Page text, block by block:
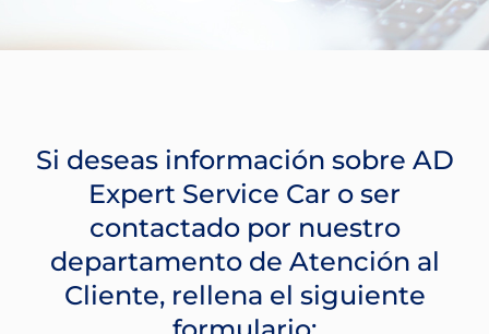
Si deseas información sobre AD
Expert Service Car o ser
contactado por nuestro
departamento de Atención al
Cliente, rellena el siguiente